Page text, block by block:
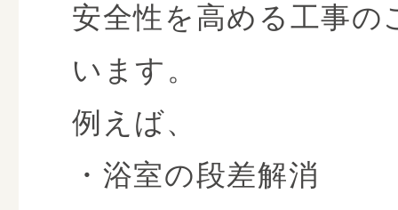
安全性を高める工事の
います。
例えば、
・浴室の段差解消